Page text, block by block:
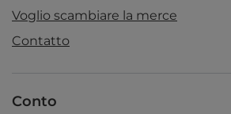
Voglio scambiare la merce
Contatto
Conto